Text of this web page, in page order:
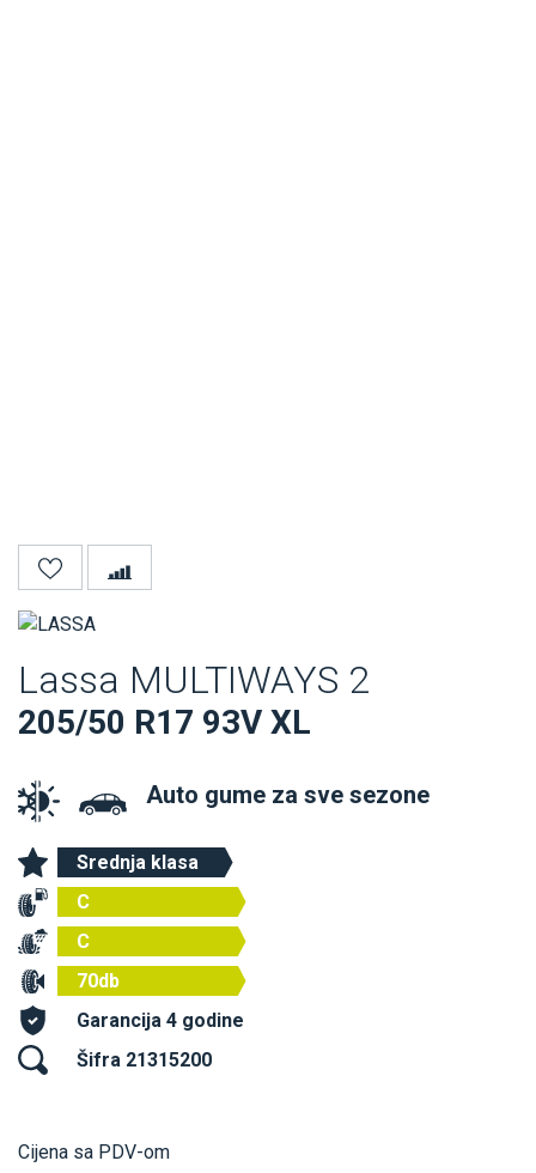
Lassa MULTIWAYS 2
205/50 R17 93V XL
Auto gume za sve sezone
Srednja klasa
C
C
70db
Garancija 4 godine
Šifra 21315200
Cijena sa PDV-om